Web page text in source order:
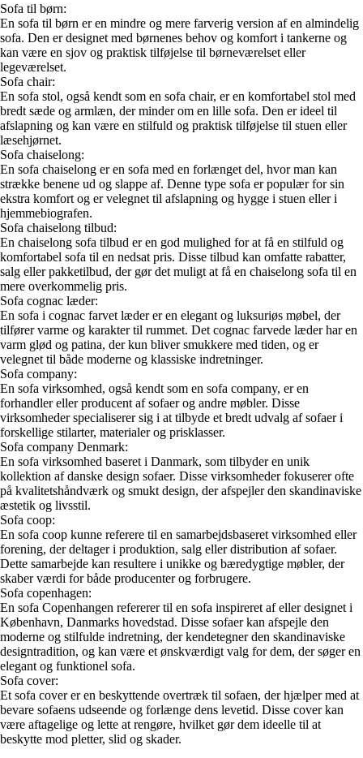
Sofa til børn:
En sofa til børn er en mindre og mere farverig version af en almindelig
sofa. Den er designet med børnenes behov og komfort i tankerne og
kan være en sjov og praktisk tilføjelse til børneværelset eller
legeværelset.
Sofa chair:
En sofa stol, også kendt som en sofa chair, er en komfortabel stol med
bredt sæde og armlæn, der minder om en lille sofa. Den er ideel til
afslapning og kan være en stilfuld og praktisk tilføjelse til stuen eller
læsehjørnet.
Sofa chaiselong:
En sofa chaiselong er en sofa med en forlænget del, hvor man kan
strække benene ud og slappe af. Denne type sofa er populær for sin
ekstra komfort og er velegnet til afslapning og hygge i stuen eller i
hjemmebiografen.
Sofa chaiselong tilbud:
En chaiselong sofa tilbud er en god mulighed for at få en stilfuld og
komfortabel sofa til en nedsat pris. Disse tilbud kan omfatte rabatter,
salg eller pakketilbud, der gør det muligt at få en chaiselong sofa til en
mere overkommelig pris.
Sofa cognac læder:
En sofa i cognac farvet læder er en elegant og luksuriøs møbel, der
tilfører varme og karakter til rummet. Det cognac farvede læder har en
varm glød og patina, der kun bliver smukkere med tiden, og er
velegnet til både moderne og klassiske indretninger.
Sofa company:
En sofa virksomhed, også kendt som en sofa company, er en
forhandler eller producent af sofaer og andre møbler. Disse
virksomheder specialiserer sig i at tilbyde et bredt udvalg af sofaer i
forskellige stilarter, materialer og prisklasser.
Sofa company Denmark:
En sofa virksomhed baseret i Danmark, som tilbyder en unik
kollektion af danske design sofaer. Disse virksomheder fokuserer ofte
på kvalitetshåndværk og smukt design, der afspejler den skandinaviske
æstetik og livsstil.
Sofa coop:
En sofa coop kunne referere til en samarbejdsbaseret virksomhed eller
forening, der deltager i produktion, salg eller distribution af sofaer.
Dette samarbejde kan resultere i unikke og bæredygtige møbler, der
skaber værdi for både producenter og forbrugere.
Sofa copenhagen:
En sofa Copenhangen refererer til en sofa inspireret af eller designet i
København, Danmarks hovedstad. Disse sofaer kan afspejle den
moderne og stilfulde indretning, der kendetegner den skandinaviske
designtradition, og kan være et ønskværdigt valg for dem, der søger en
elegant og funktionel sofa.
Sofa cover:
Et sofa cover er en beskyttende overtræk til sofaen, der hjælper med at
bevare sofaens udseende og forlænge dens levetid. Disse cover kan
være aftagelige og lette at rengøre, hvilket gør dem ideelle til at
beskytte mod pletter, slid og skader.